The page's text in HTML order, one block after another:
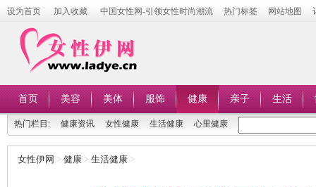
设为首页 加入收藏 中国女性网-引领女性时尚潮流 热门标签 网站地图
首页 美容 美体 服饰 健康 亲子 生活
热门栏目: 健康资讯 女性健康 生活健康 心里健康
女性伊网 > 健康 > 生活健康 >